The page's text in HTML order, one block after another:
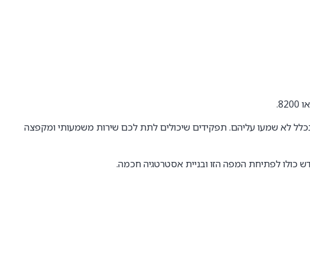
לא שמעו עליהם. תפקידים שיכולים לתת לכם שירות משמעותי ומקפצה
כולו לפתיחת המפה הזו ובניית אסטרטגיה חכמה.